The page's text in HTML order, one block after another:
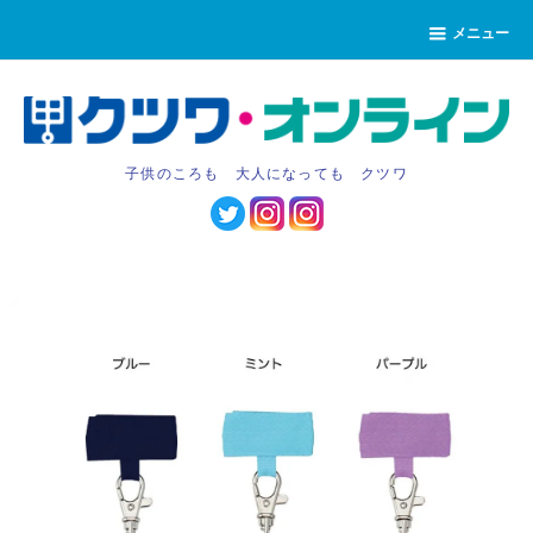
メニュー
子供のころも 大人になっても クツワ